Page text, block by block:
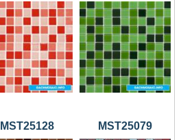
MST25128 MST25079